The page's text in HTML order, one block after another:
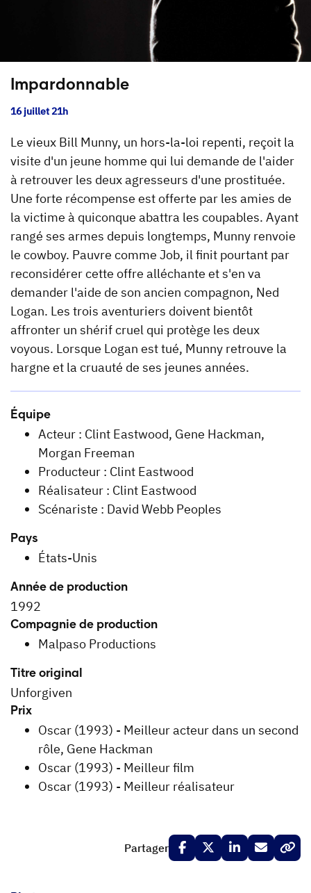
Impardonnable
16 juillet 21h
Le vieux Bill Munny, un hors-la-loi repenti, reçoit la
visite d'un jeune homme qui lui demande de l'aider
à retrouver les deux agresseurs d'une prostituée.
Une forte récompense est offerte par les amies de
la victime à quiconque abattra les coupables. Ayant
rangé ses armes depuis longtemps, Munny renvoie
le cowboy. Pauvre comme Job, il finit pourtant par
reconsidérer cette offre alléchante et s'en va
demander l'aide de son ancien compagnon, Ned
Logan. Les trois aventuriers doivent bientôt
affronter un shérif cruel qui protège les deux
voyous. Lorsque Logan est tué, Munny retrouve la
hargne et la cruauté de ses jeunes années.
Équipe
Acteur : Clint Eastwood, Gene Hackman,
Morgan Freeman
Producteur : Clint Eastwood
Réalisateur : Clint Eastwood
Scénariste : David Webb Peoples
Pays
États-Unis
Année de production
1992
Compagnie de production
Malpaso Productions
Titre original
Unforgiven
Prix
Oscar (1993) - Meilleur acteur dans un second
rôle, Gene Hackman
Oscar (1993) - Meilleur film
Oscar (1993) - Meilleur réalisateur
Partager